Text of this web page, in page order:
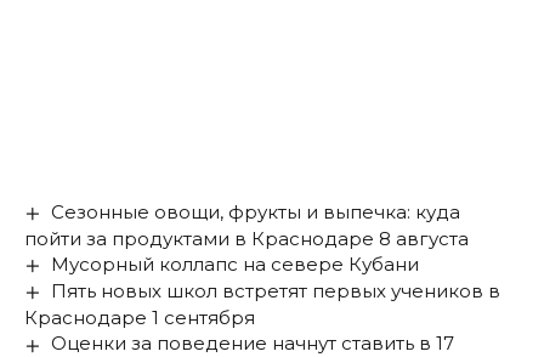
Сезонные овощи, фрукты и выпечка: куда
пойти за продуктами в Краснодаре 8 августа
Мусорный коллапс на севере Кубани
Пять новых школ встретят первых учеников в
Краснодаре 1 сентября
Оценки за поведение начнут ставить в 17